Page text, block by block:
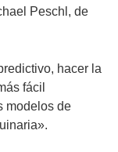
n
a
Peschl, de
hacer la
fácil
modelos de